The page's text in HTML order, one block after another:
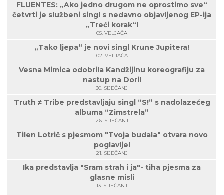
FLUENTES: „Ako jedno drugom ne oprostimo sve“
četvrti je službeni singl s nedavno objavljenog EP-ija
„Treći korak“!
05. VELJAČA
„Tako ljepa“ je novi singl Krune Jupitera!
02. VELJAČA
Vesna Mimica odobrila Kandžijinu koreografiju za
nastup na Dori!
30. SIJEČANJ
Truth ≠ Tribe predstavljaju singl “S!” s nadolazećeg
albuma “Zimstrela”
26. SIJEČANJ
Tilen Lotrič s pjesmom "Tvoja budala" otvara novo
poglavlje!
21. SIJEČANJ
Ika predstavlja "Sram strah i ja"- tiha pjesma za
glasne misli
13. SIJEČANJ